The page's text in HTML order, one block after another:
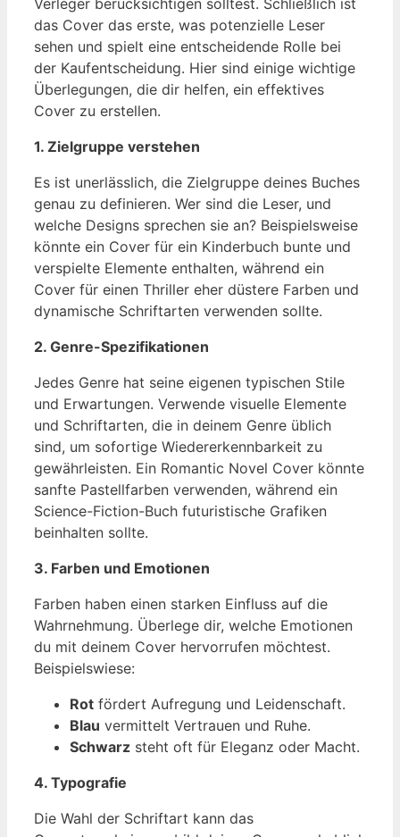
das Cover das erste, was potenzielle Leser
sehen und spielt eine entscheidende Rolle bei
der Kaufentscheidung. Hier sind einige wichtige
Überlegungen, die dir helfen, ein effektives
Cover zu erstellen.
1. Zielgruppe verstehen
Es ist unerlässlich, die Zielgruppe deines Buches
genau zu definieren. Wer sind die Leser, und
welche Designs sprechen sie an? Beispielsweise
könnte ein Cover für ein Kinderbuch bunte und
verspielte Elemente enthalten, während ein
Cover für einen Thriller eher düstere Farben und
dynamische Schriftarten verwenden sollte.
2. Genre-Spezifikationen
Jedes Genre hat seine eigenen typischen Stile
und Erwartungen. Verwende visuelle Elemente
und Schriftarten, die in deinem Genre üblich
sind, um sofortige Wiedererkennbarkeit zu
gewährleisten. Ein Romantic Novel Cover könnte
sanfte Pastellfarben verwenden, während ein
Science-Fiction-Buch futuristische Grafiken
beinhalten sollte.
3. Farben und Emotionen
Farben haben einen starken Einfluss auf die
Wahrnehmung. Überlege dir, welche Emotionen
du mit deinem Cover hervorrufen möchtest.
Beispielswiese:
Rot fördert Aufregung und Leidenschaft.
Blau vermittelt Vertrauen und Ruhe.
Schwarz steht oft für Eleganz oder Macht.
4. Typografie
Die Wahl der Schriftart kann das